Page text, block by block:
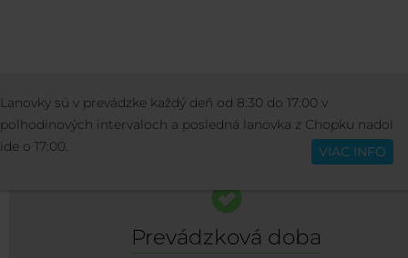
Slovenčina
STREDISKO INFO O STREDISKU
Prevádzková doba
Lanovky sú v prevádzke každý deň od 8:30 do 17:00 v
polhodinových intervaloch a posledná lanovka z Chopku nadol
ide o 17:00.
VIAC INFO